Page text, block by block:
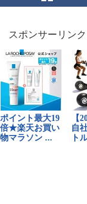
スポンサーリンク